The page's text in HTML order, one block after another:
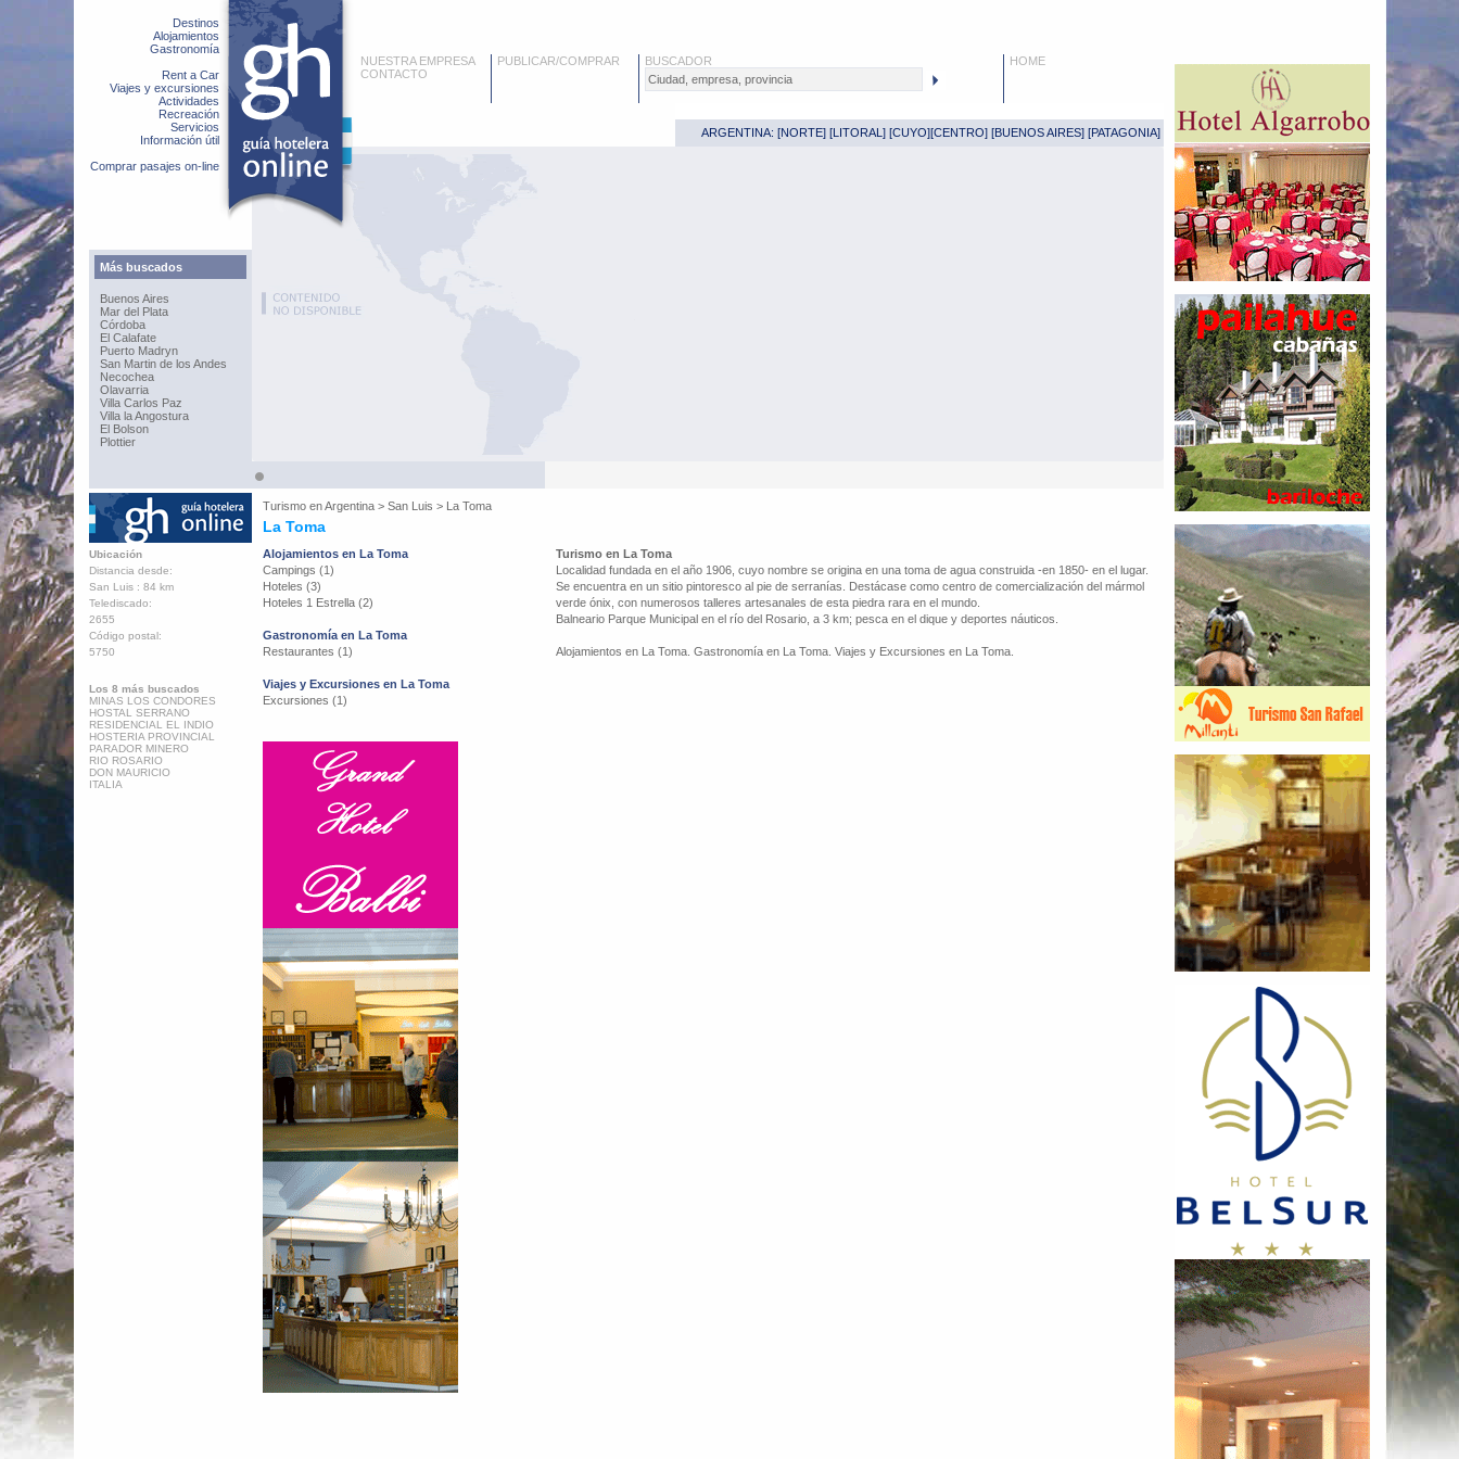
Destinos
Alojamientos
Gastronomía
Rent a Car
Viajes y excursiones
Actividades
Recreación
Servicios
Información útil
Comprar pasajes on-line
Más buscados
Buenos Aires
Mar del Plata
Córdoba
El Calafate
Puerto Madryn
San Martin de los Andes
Necochea
Olavarria
Villa Carlos Paz
Villa la Angostura
El Bolson
Plottier
NUESTRA EMPRESA
CONTACTO
PUBLICAR/COMPRAR BUSCADOR HOME
ARGENTINA: [NORTE] [LITORAL ] [CUYO][CENTRO] [BUENOS AIRES] [PATAGONIA]
Turismo enArgentina > San Luis > La Toma
La Toma
Ubicación
Distancia desde:
San Luis : 84 km
Telediscado:
2655
Código postal:
5750
Los 8 más buscados
MINAS LOS CONDORES
HOSTAL SERRANO
RESIDENCIAL EL INDIO
HOSTERIA PROVINCIAL
PARADOR MINERO
RIO ROSARIO
DON MAURICIO
ITALIA
Alojamientos en La Toma
Campings (1)
Hoteles (3)
Hoteles 1 Estrella (2)
Gastronomía en La Toma
Restaurantes (1)
Viajes y Excursiones en La Toma
Excursiones (1)
Turismo en La Toma
Localidad fundada en el año 1906, cuyo nombre se origina en una toma de agua construida -en 1850- en el lugar.
Se encuentra en un sitio pintoresco al pie de serranías. Destácase como centro de comercialización del mármol
verde ónix, con numerosos talleres artesanales de esta piedra rara en el mundo.
Balneario Parque Municipal en el río del Rosario, a 3 km; pesca en el dique y deportes náuticos.
Alojamientos en La Toma. Gastronomía en La Toma. Viajes y Excursiones en La Toma.